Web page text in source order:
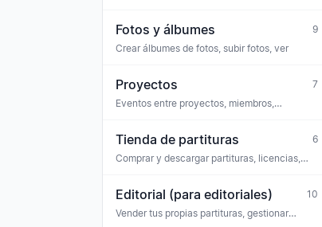
Fotos y álbumes
9
Crear álbumes de fotos, subir fotos, ver
Proyectos
7
Eventos entre proyectos, miembros,
Tienda de partituras
6
Comprar y descargar partituras, licencias,
Editorial (para editoriales)
10
Vender tus propias partituras, gestionar